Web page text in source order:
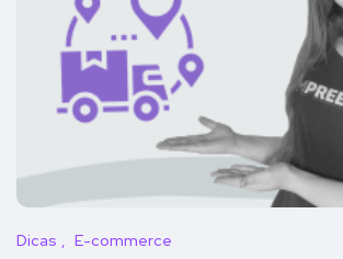
Dicas E-commerce